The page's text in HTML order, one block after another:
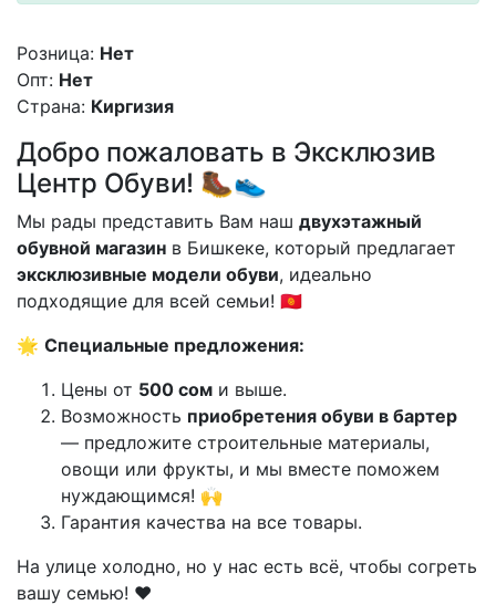
Розница: Нет
Опт: Нет
Страна: Киргизия
Добро пожаловать в Эксклюзив
Центр Обуви! 🥾👟
Мы рады представить Вам наш двухэтажный
обувной магазин в Бишкеке, который предлагает
эксклюзивные модели обуви, идеально
подходящие для всей семьи! 🇰🇬
🌟 Специальные предложения:
Цены от 500 сом и выше.
Возможность приобретения обуви в бартер
— предложите строительные материалы,
овощи или фрукты, и мы вместе поможем
нуждающимся! 🙌
Гарантия качества на все товары.
На улице холодно, но у нас есть всё, чтобы согреть
вашу семью! ❤️